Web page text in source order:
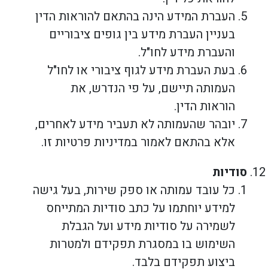
העברת המידע הינה בהתאם להוראות הדין
בעניין העברת מידע בין גופים ציבוריים
והעברת מידע לחו"ל.
בעת העברת מידע לגוף ציבורי או לחו"ל
העמותה תיישם, על פי הנדרש, את
הוראות הדין.
יובהר שהעמותה לא תעביר מידע לאחרים,
אלא בהתאם לאמור במדיניות פרטיות זו.
סודיות
כל עובד עמותה או ספק שירות, בעל גישה
למידע יוחתמו על כתב סודיות המתייחס
לשמירה על סודיות מידע ועל הגבלת
השימוש בו במסגרת תפקידם ולמטרות
ביצוע תפקידם בלבד.